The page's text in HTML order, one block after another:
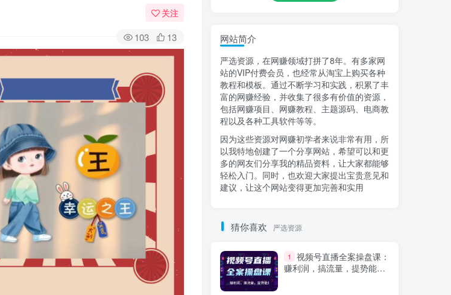
关注
103 13 网站简介
严选资源，在网赚领域打拼了8年。有多家网
站的VIP付费会员，也经常从淘宝上购买各种
教程和模板。通过不断学习和实践，积累了丰
富的网赚经验，并收集了很多有价值的资源，
包括网赚项目、网赚教程、主题源码、电商教
程以及各种工具软件等等。
因为这些资源对网赚初学者来说非常有用，所
以我特地创建了一个分享网站，希望可以和更
多的网友们分享我的精品资料，让大家都能够
轻松入门。同时，也欢迎大家提出宝贵意见和
建议，让这个网站变得更加完善和实用
猜你喜欢 严选资源
1
视频号直播全案操盘课：
赚利润，搞流量，提势能！